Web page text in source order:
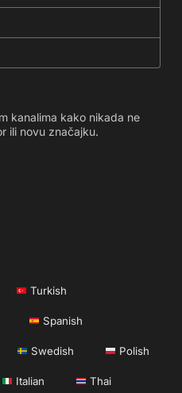
kanalima kako nikada ne
ili novu značajku.
Turkish
Spanish
Swedish Polish
Italian Thai